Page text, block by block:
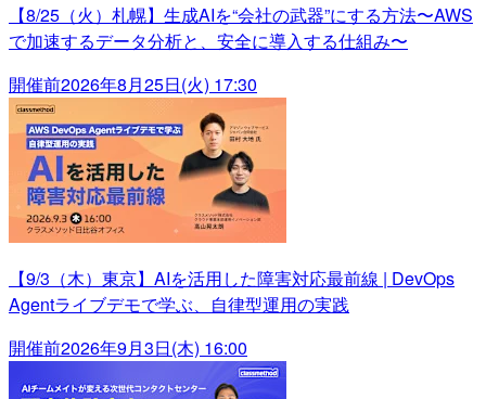
【8/25（火）札幌】生成AIを“会社の武器”にする方法〜AWS
で加速するデータ分析と、安全に導入する仕組み〜
開催前2026年8月25日(火) 17:30
【9/3（木）東京】AIを活用した障害対応最前線 | DevOps
Agentライブデモで学ぶ、自律型運用の実践
開催前2026年9月3日(木) 16:00